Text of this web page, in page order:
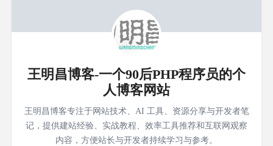
王明昌博客-一个90后PHP程序员的个
人博客网站
王明昌博客专注于网站技术、AI 工具、资源分享与开发者笔
记，提供建站经验、实战教程、效率工具推荐和互联网观察
内容，方便站长与开发者持续学习与参考。